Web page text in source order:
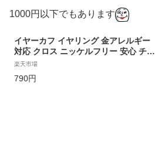
1000円以下でもあります
イヤーカフ イヤリング 金アレルギー
対応 クロス ニッケルフリー 安心 チェ
ーン風 2連風 シンプル レディース 重
楽天市場
790円